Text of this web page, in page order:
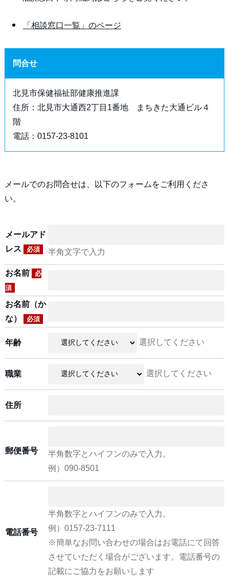
「相談窓口一覧」のページ
問合せ
北見市保健福祉部健康推進課
住所：北見市大通西2丁目1番地 まちきた大通ビル４
階
電話：0157-23-8101
メールでのお問合せは、以下のフォームをご利用くださ
い。
メールアド
レス
必須 半角文字で入力
お名前
必
須
お名前（か
な）
必須
年齢 選択してください
職業 選択してください
住所
郵便番号
半角数字とハイフンのみで入力。
例）090-8501
電話番号
半角数字とハイフンのみで入力。
例）0157-23-7111
※簡単なお問い合わせの場合はお電話にて回答
させていただく場合がございます。電話番号の
記載にご協力をお願いします